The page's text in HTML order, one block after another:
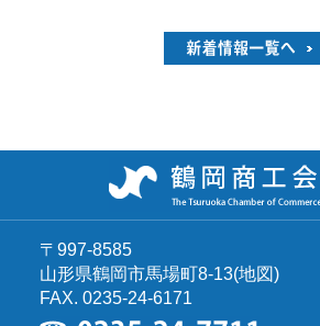
〒997-8585
山形県鶴岡市馬場町8-13(地図)
FAX. 0235-24-6171